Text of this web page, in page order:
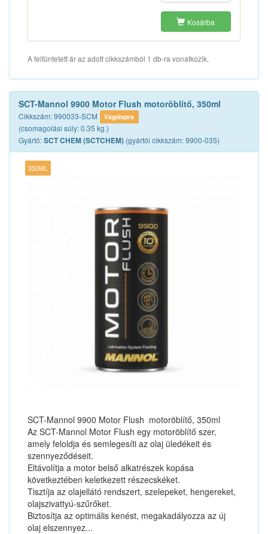
Kosárba
A feltüntetett ár az adott cikkszámból 1 db-ra vonatkozik.
SCT-Mannol 9900 Motor Flush motoröblítő, 350ml
Cikkszám: 990033-SCM Vágólapra
(csomagolási súly: 0.35 kg.)
Gyártó:SCT CHEM (SCTCHEM) (gyártói cikkszám: 9900-035)
350ML
SCT-Mannol 9900 Motor Flush motoröblítő, 350ml
Az SCT-Mannol Motor Flush egy motoröblítő szer,
amely feloldja és semlegesíti az olaj üledékeit és
szennyeződéseit.
Eltávolítja a motor belső alkatrészek kopása
következtében keletkezett részecskéket.
Tisztíja az olajellátó rendszert, szelepeket, hengereket,
olajszivattyú-szűrőket.
Biztosítja az optimális kenést, megakadályozza az új
olaj elszennyez...